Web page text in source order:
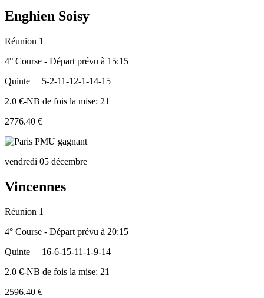
Enghien Soisy
Réunion 1
4° Course - Départ prévu à 15:15
Quinte
5-2-11-12-1-14-15
2.0 €-NB de fois la mise: 21
2776.40 €
vendredi 05 décembre
Vincennes
Réunion 1
4° Course - Départ prévu à 20:15
Quinte
16-6-15-11-1-9-14
2.0 €-NB de fois la mise: 21
2596.40 €